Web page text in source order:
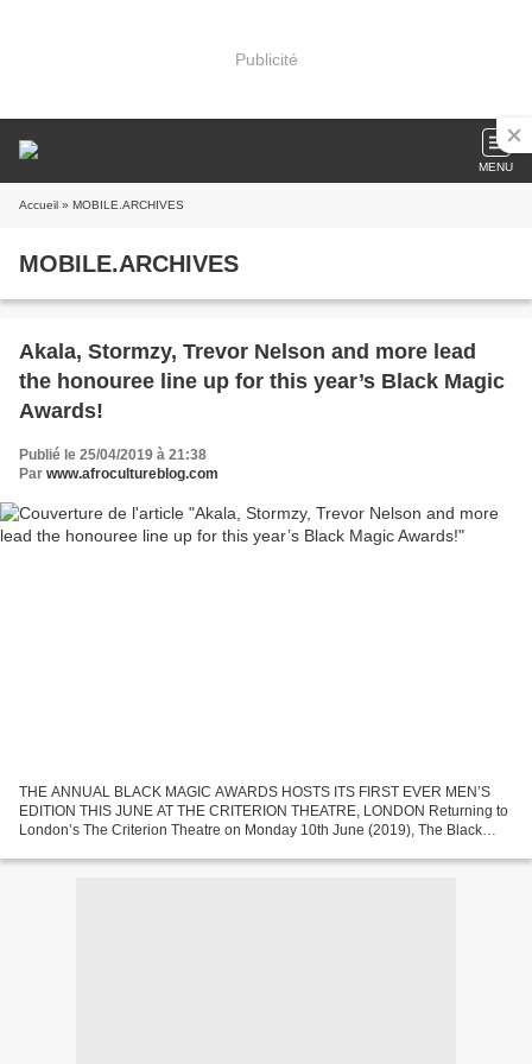
Publicité
MENU
Accueil » MOBILE.ARCHIVES
MOBILE.ARCHIVES
Akala, Stormzy, Trevor Nelson and more lead
the honouree line up for this year’s Black Magic
Awards!
Publié le 25/04/2019 à 21:38
Par www.afrocultureblog.com
THE ANNUAL BLACK MAGIC AWARDS HOSTS ITS FIRST EVER MEN’S
EDITION THIS JUNE AT THE CRITERION THEATRE, LONDON Returning to
London’s The Criterion Theatre on Monday 10th June (2019), The Black